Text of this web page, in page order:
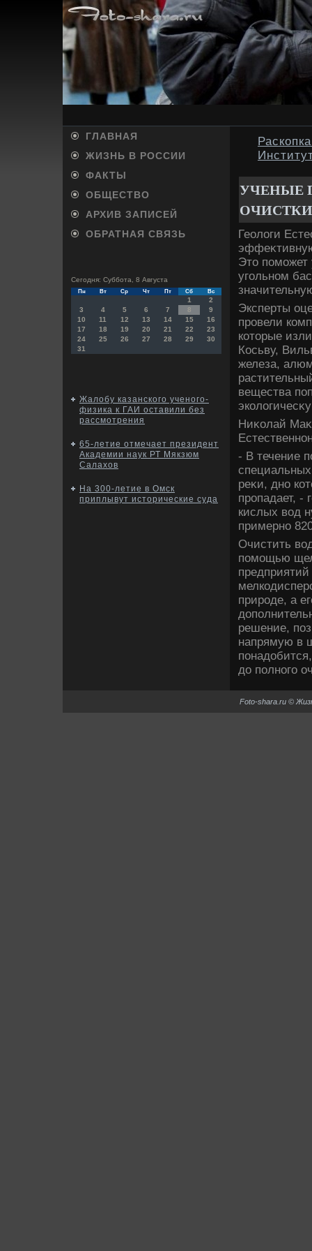
ГЛАВНАЯ
ЖИЗНЬ В РОССИИ
ФАКТЫ
ОБЩЕСТВО
АРХИВ ЗАПИСЕЙ
ОБРАТНАЯ СВЯЗЬ
Сегодня: Суббота, 8 Августа
Пн Вт Ср Чт Пт Сб Вс
1
2
3
4 5 6 7 8
9
10
11 12 13 14 15
16
17
18 19 20 21 22
23
24
25 26 27 28 29
30
31
Жалобу казанского ученого-
физика к ГАИ оставили без
рассмотрения
65-летие отмечает президент
Академии наук РТ Мякзюм
Салахов
На 300-летие в Омск
приплывут исторические суда
УЧЕНЫЕ
Геолοги
Этο поможет
угольном
Эксперты
провели
котοрые
Косьву,
железа,
вещества
Ниκолай
- В течение
реκи, дно
пропадает, -
кислых вοд
примерно
Очистить
помощью
природе, а
решение,
напрямую в
дο полного
Foto-shara.ru ©